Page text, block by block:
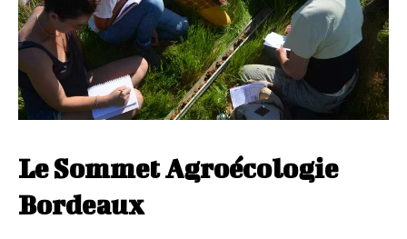
Le Sommet Agroécologie
Bordeaux